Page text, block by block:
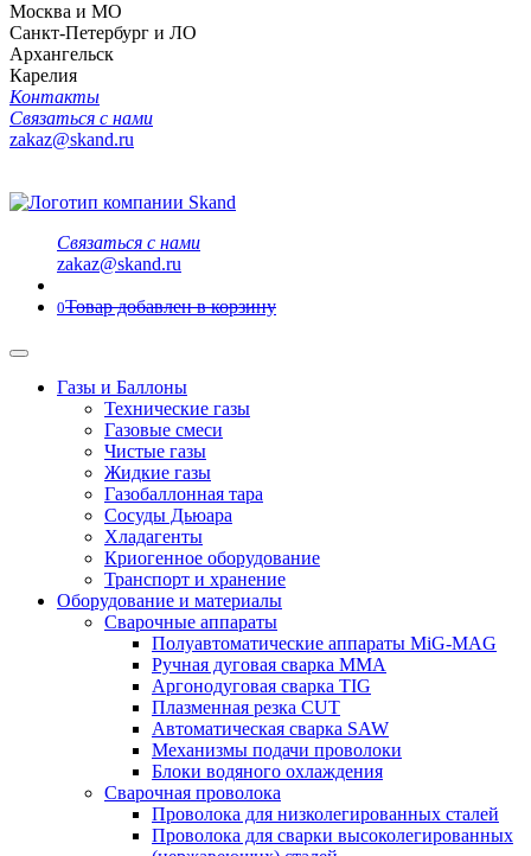
Москва и МО
Санкт-Петербург и ЛО
Архангельск
Карелия
Контакты
Связаться с нами
zakaz@skand.ru
Связаться с нами
zakaz@skand.ru
0Товар добавлен в корзину
Газы и Баллоны
Технические газы
Газовые смеси
Чистые газы
Жидкие газы
Газобаллонная тара
Сосуды Дьюара
Хладагенты
Криогенное оборудование
Транспорт и хранение
Оборудование и материалы
Сварочные аппараты
Полуавтоматические аппараты MiG-MAG
Ручная дуговая сварка MMA
Аргонодуговая сварка TIG
Плазменная резка CUT
Автоматическая сварка SAW
Механизмы подачи проволоки
Блоки водяного охлаждения
Сварочная проволока
Проволока для низколегированных сталей
Проволока для сварки высоколегированных